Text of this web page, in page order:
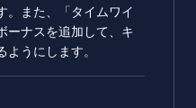
。また、「タイムワイ
ーナスを追加して、キ
うにします。